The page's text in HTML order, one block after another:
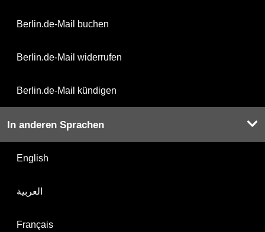
Berlin.de-Mail buchen
Berlin.de-Mail widerrufen
Berlin.de-Mail kündigen
In anderen Sprachen
English
العربية
Français